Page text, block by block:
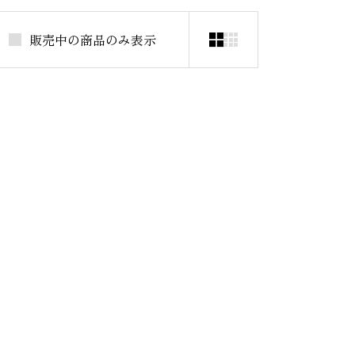
販売中の商品のみ表示 